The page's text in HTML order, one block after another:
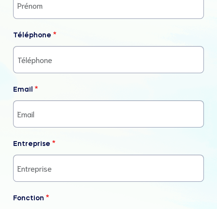
Téléphone
Email
Entreprise
Fonction